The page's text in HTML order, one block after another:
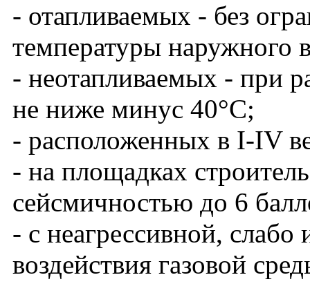
- отапливаемых - без
температуры наружного
- неотапливаемых - при
не ниже минус 40°С;
- расположенных в I-IV
- на площадках
сейсмичностью до 6
- с неагрессивной, слабо
воздействия газовой